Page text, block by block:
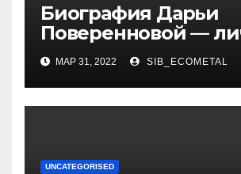
Биография Дарьи
Поверенновой —
жизнь, карьера и
достижения
российской
МАР 31, 2022 SIB_ECOMETAL
UNCATEGORISED